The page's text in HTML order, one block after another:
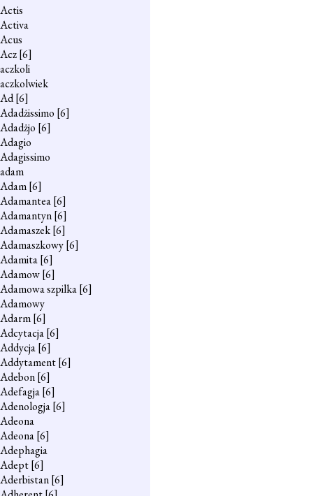
Actis
Activa
Acus
Acz[6]
aczkoli
aczkolwiek
Ad[6]
Adadżissimo [6]
Adadżjo [6]
Adagio
Adagissimo
adam
Adam[6]
Adamantea[6]
Adamantyn[6]
Adamaszek[6]
Adamaszkowy[6]
Adamita[6]
Adamow[6]
Adamowa szpilka[6]
Adamowy
Adarm[6]
Adcytacja[6]
Addycja[6]
Addytament[6]
Adebon[6]
Adefagja[6]
Adenologja[6]
Adeona
Adeona[6]
Adephagia
Adept[6]
Aderbistan[6]